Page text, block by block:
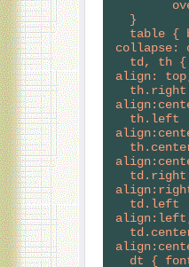
  }
collapse:
align: